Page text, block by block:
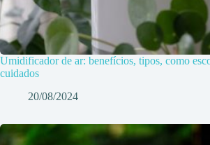
Umidificador de ar: benefícios, tipos, como
cuidados
20/08/2024